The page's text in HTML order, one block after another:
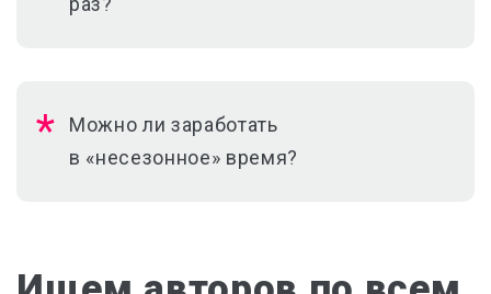
Можно ли заработать
в «несезонное» время?